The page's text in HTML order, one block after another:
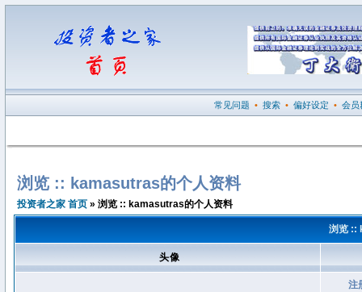
常见问题 • 搜索 • 偏好设定 • 会员
浏览 :: kamasutras的个人资料
投资者之家 首页 » 浏览 :: kamasutras的个人资料
浏览 ::
头像
注